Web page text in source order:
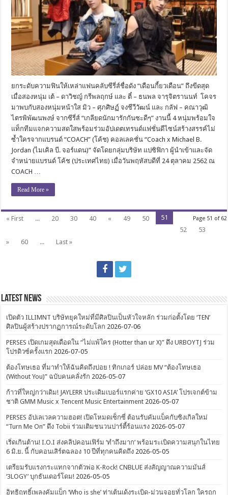
ยกระดับความฟินให้เหล่าแฟนคลับซีรี่ส์ชื่อดัง “เดือนกี้ยวเดือน” ถึงขีดสุด
เมื่อสองหนุ่ม เต้ – ดาวิชญ์ กรีพลฤกษ์ และ ตี๋ – ธนพล จารุจิตรานนท์ โคจร
มาพบกับสองหนุ่มหน้าใส มิว – ศุภศิษฏ์ จงชีวีวัฒน์ และ กลัฟ – คณาวุฒิ
ไตรพิพัฒนพงษ์ จากซีรี่ส์ “เกลียดนักมารักกันซะดีๆ” งานนี้ 4 หนุ่มพร้อมใจ
แท็กทีมแจกความสดใสพร้อมร่วมอัปเดตเทรนด์แฟชั่นดีไซน์สร้างสรรค์ไม่
ซ้ำใครจากแบรนด์ “COACH” (โค้ช) คอลเลคชั่น “Coach x Michael B.
Jordan (ไมเคิล บี. จอร์แดน)” จัดโดยกลุ่มบริษัท แปซิฟิกา ผู้นำเข้าและจัด
จำหน่ายแบรนด์ โค้ช (ประเทศไทย) เมื่อวันพฤหัสบดีที่ 24 ตุลาคม 2562 ณ
COACH …
Read More »
Page 51 of 62
« First ... 20 30 40 « 49 50
51
52
53
»
60 ... Last »
Latest News
เปิดตัว ILLIMNT บริษัทยุคใหม่ที่มีศิลปินเป็นหัวใจหลัก ร่วมก่อตั้งโดย ‘TEN’
ศิลปินผู้สร้างปรากฏการณ์ระดับโลก 2026-07-06
PERSES เปิดเกมสุดเดือดใน “ไม่แพ้ใคร (Hotter than ur X)” ดึง URBOYTJ ร่วม
โปรดิวซ์ครั้งแรก 2026-07-05
ต้องโทษเธอ ที่มาทำให้ฉันคิดถึงบ่อย ! ทิกเกอร์ ปล่อย MV “ต้องโทษเธอ
(Without You)” ฉบับคนคลั่งรัก 2026-05-07
ก้าวที่ใหญ่กว่าเดิม! JAYLERR ประเดิมเบอร์แรกค่าย ‘GX10 ASIA’ โปรเจกต์ข้าม
ชาติ GMM Music x Tencent Music Entertainment 2026-05-07
PERSES อัปเลเวลความฮอต! เปิดโหมดเซ็กซี่ ต้อนรับคัมแบ็คกับซิงเกิลใหม่
“Turn Me On” ดึง Tobii ร่วมเติมชนวนปาร์ตี้ร้อนแรง 2026-05-07
เริ่ดเกินต้าน! I.O.I ส่งคลิปคอนเฟิร์ม ‘ทำถึงมาก’ พร้อมระเบิดความสนุกในไทย
6 มิ.ย. นี้ กับคอนเสิร์ตฉลอง 10 ปีที่ทุกคนคิดถึง 2026-05-05
เตรียมรับแรงกระแทกจากตัวพ่อ K-Rock! CNBLUE ส่งสัญญาณความมันส์
‘3LOGY’ บุกธันเดอร์โดม! 2026-05-05
อิทธิฤทธิ์เพลงคัมแบ็ก ‘Who is she’ ท่าเต้นเด้งระเบิด-ม่วนจอยทั่วโลก ใครถูก